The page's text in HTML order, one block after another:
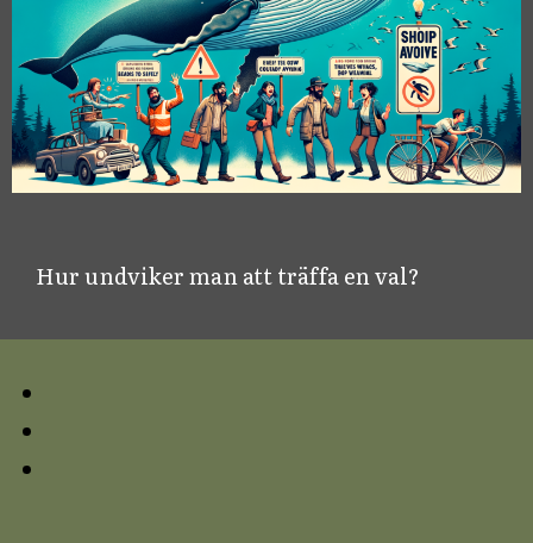
Hur undviker man att träffa en val?